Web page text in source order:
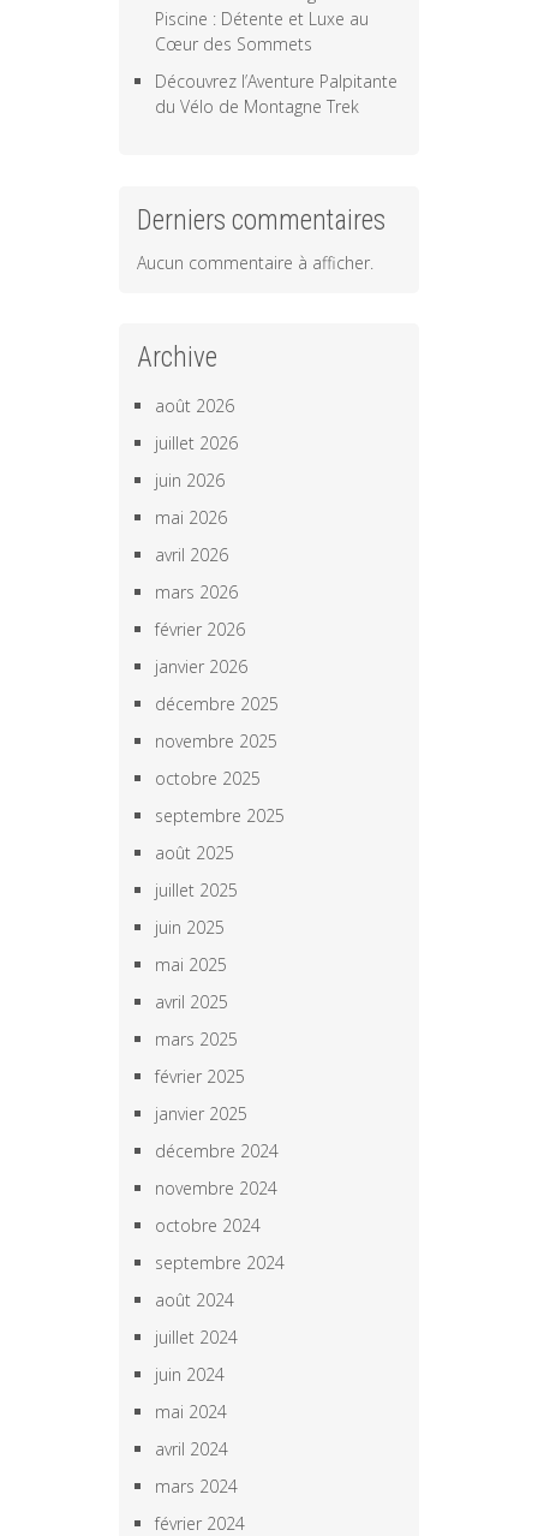
Piscine : Détente et Luxe au
Cœur des Sommets
Découvrez l’Aventure Palpitante
du Vélo de Montagne Trek
Derniers commentaires
Aucun commentaire à afficher.
Archive
août 2026
juillet 2026
juin 2026
mai 2026
avril 2026
mars 2026
février 2026
janvier 2026
décembre 2025
novembre 2025
octobre 2025
septembre 2025
août 2025
juillet 2025
juin 2025
mai 2025
avril 2025
mars 2025
février 2025
janvier 2025
décembre 2024
novembre 2024
octobre 2024
septembre 2024
août 2024
juillet 2024
juin 2024
mai 2024
avril 2024
mars 2024
février 2024